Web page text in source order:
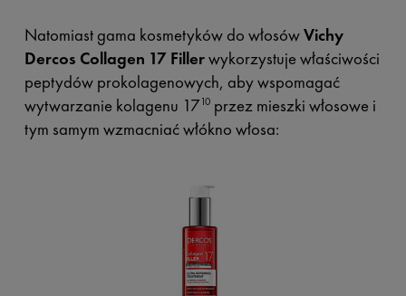
Natomiast gama kosmetyków do włosówVichy
Dercos Collagen 17 Fillerwykorzystuje właściwości
peptydów prokolagenowych, aby wspomagać
wytwarzanie kolagenu 17 10przez mieszki włosowe i
tym samym wzmacniać włókno włosa: